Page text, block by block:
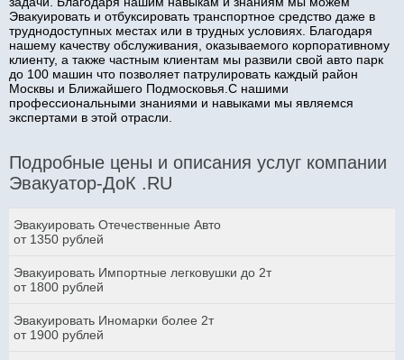
Эвакуировать и отбуксировать транспортное средство даже в
труднодоступных местах или в трудных условиях. Благодаря
нашему качеству обслуживания, оказываемого корпоративному
клиенту, а также частным клиентам мы развили свой авто парк
до 100 машин что позволяет патрулировать каждый район
Москвы и Ближайшего Подмосковья.С нашими
профессиональными знаниями и навыками мы являемся
экспертами в этой отрасли.
Подробные цены и описания услуг компании
Эвакуатор-ДоК .RU
Эвакуировать Отечественные Авто
от 1350 рублей
Эвакуировать Импортные легковушки до 2т
от 1800 рублей
Эвакуировать Иномарки более 2т
от 1900 рублей